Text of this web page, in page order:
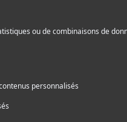
Festif